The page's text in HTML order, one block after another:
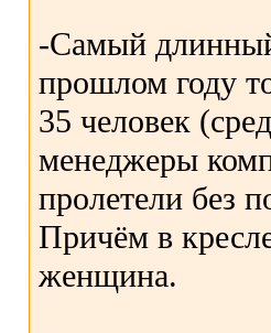
-Самый длинный
прошлом году
35 человек
менеджеры
пролетели без
Причём в
женщина.